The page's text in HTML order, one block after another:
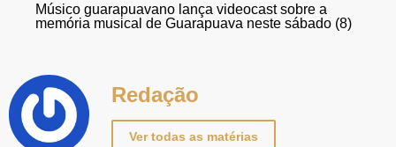
Músico guarapuavano lança videocast sobre a
memória musical de Guarapuava neste sábado (8)
Redação
Ver todas as matérias